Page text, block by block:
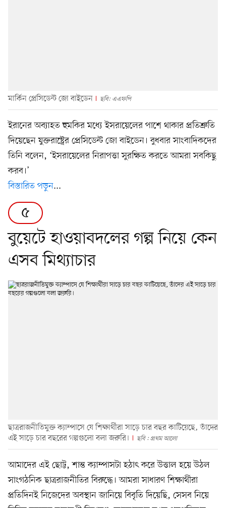
মার্কিন প্রেসিডেন্ট জো বাইডেন ছবি: এএফপি
ইরানের অব্যাহত হুমকির মধ্যে ইসরায়েলের পাশে থাকার প্রতিশ্রুতি
দিয়েছেন যুক্তরাষ্ট্রের প্রেসিডেন্ট জো বাইডেন। বুধবার সাংবাদিকদের
তিনি বলেন, ‘ইসরায়েলের নিরাপত্তা সুরক্ষিত করতে আমরা সবকিছু
করব।’
বিস্তারিত পড়ুন...
৫
বুয়েটে হাওয়াবদলের গল্প নিয়ে কেন
এসব মিথ্যাচার
ছাত্ররাজনীতিমুক্ত ক্যাম্পাসে যে শিক্ষার্থীরা সাড়ে চার বছর কাটিয়েছে, তাঁদের
এই সাড়ে চার বছরের গল্পগুলো বলা জরুরি।
ছবি : প্রথম আলো
আমাদের এই ছোট্ট, শান্ত ক্যাম্পাসটা হঠাৎ করে উত্তাল হয়ে উঠল
সাংগঠনিক ছাত্ররাজনীতির বিরুদ্ধে। আমরা সাধারণ শিক্ষার্থীরা
প্রতিদিনই নিজেদের অবস্থান জানিয়ে বিবৃতি দিয়েছি, সেসব নিয়ে